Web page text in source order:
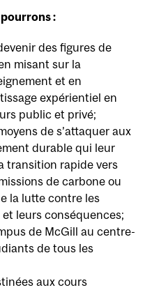
:
des figures de
misant sur la
et en
expérientiel en
public et privé;
de s’attaquer aux
durable qui leur
transition rapide vers
de carbone ou
la lutte contre les
leurs conséquences;
de McGill au centre-
de tous les
aux cours